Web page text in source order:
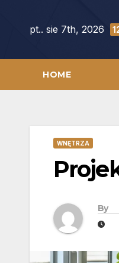
pt.. sie 7th, 2026
HOME
WNĘTRZA
By